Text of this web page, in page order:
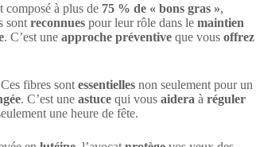
composé à plus de 75 % de « bons gras »,
sont reconnues pour leur rôle dans le maintien
. C’est une approche préventive que vous offrez
fibres sont essentielles non seulement pour un
. C’est une astuce qui vous aidera à réguler
une heure de fête.